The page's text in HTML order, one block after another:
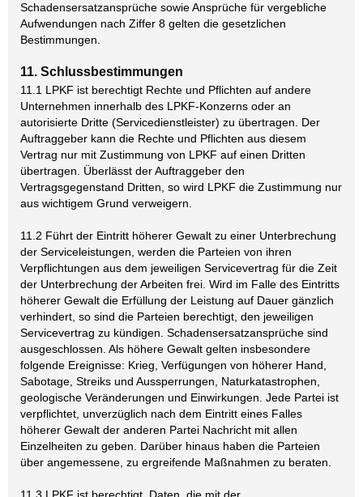
Schadensersatzansprüche sowie Ansprüche für vergebliche
Aufwendungen nach Ziffer 8 gelten die gesetzlichen
Bestimmungen.
11. Schlussbestimmungen
11.1 LPKF ist berechtigt Rechte und Pflichten auf andere
Unternehmen innerhalb des LPKF-Konzerns oder an
autorisierte Dritte (Servicedienstleister) zu übertragen. Der
Auftraggeber kann die Rechte und Pflichten aus diesem
Vertrag nur mit Zustimmung von LPKF auf einen Dritten
übertragen. Überlässt der Auftraggeber den
Vertragsgegenstand Dritten, so wird LPKF die Zustimmung nur
aus wichtigem Grund verweigern.
11.2 Führt der Eintritt höherer Gewalt zu einer Unterbrechung
der Serviceleistungen, werden die Parteien von ihren
Verpflichtungen aus dem jeweiligen Servicevertrag für die Zeit
der Unterbrechung der Arbeiten frei. Wird im Falle des Eintritts
höherer Gewalt die Erfüllung der Leistung auf Dauer gänzlich
verhindert, so sind die Parteien berechtigt, den jeweiligen
Servicevertrag zu kündigen. Schadensersatzansprüche sind
ausgeschlossen. Als höhere Gewalt gelten insbesondere
folgende Ereignisse: Krieg, Verfügungen von höherer Hand,
Sabotage, Streiks und Aussperrungen, Naturkatastrophen,
geologische Veränderungen und Einwirkungen. Jede Partei ist
verpflichtet, unverzüglich nach dem Eintritt eines Falles
höherer Gewalt der anderen Partei Nachricht mit allen
Einzelheiten zu geben. Darüber hinaus haben die Parteien
über angemessene, zu ergreifende Maßnahmen zu beraten.